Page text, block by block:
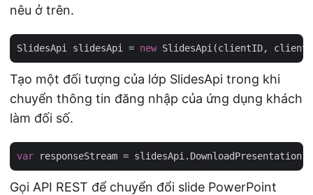
nêu ở trên.
SlidesApi slidesApi = new
Tạo một đối tượng của lớp SlidesApi trong khi
chuyển thông tin đăng nhập của ứng dụng khách
làm đối số.
var responseStream =
Gọi API REST để chuyển đổi slide PowerPoint